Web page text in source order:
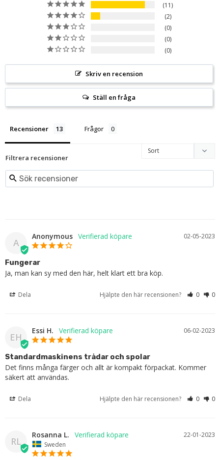
11
2
0
0
0
Skriv en recension
Ställ en fråga
Recensioner Frågor
Filtrera recensioner
A
02-05-2023
Anonymous
Fungerar
Ja, man kan sy med den här, helt klart ett bra köp.
Dela Hjälpte den här recensionen? 0 0
EH
06-02-2023
Essi H.
Standardmaskinens trådar och spolar
Det finns många färger och allt är kompakt förpackat. Kommer
säkert att användas.
Dela Hjälpte den här recensionen? 0 0
RL
22-01-2023
Rosanna L.
Sweden